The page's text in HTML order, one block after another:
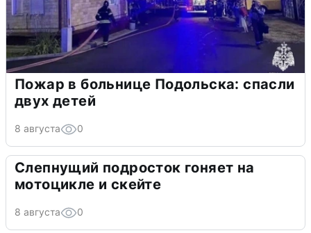
Пожар в больнице Подольска: спасли
двух детей
8 августа 0
Слепнущий подросток гоняет на
мотоцикле и скейте
8 августа 0